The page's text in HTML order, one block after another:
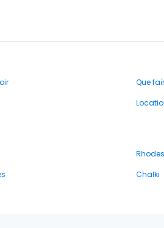
Que
Rhodes
Chalki